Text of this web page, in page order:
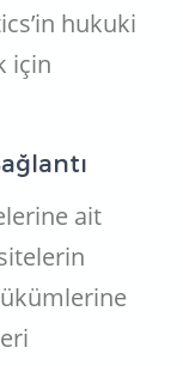
hukuki
için
ait